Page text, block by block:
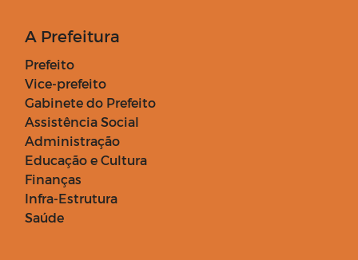
A Prefeitura
Prefeito
Vice-prefeito
Gabinete do Prefeito
Assistência Social
Administração
Educação e Cultura
Finanças
Infra-Estrutura
Saúde